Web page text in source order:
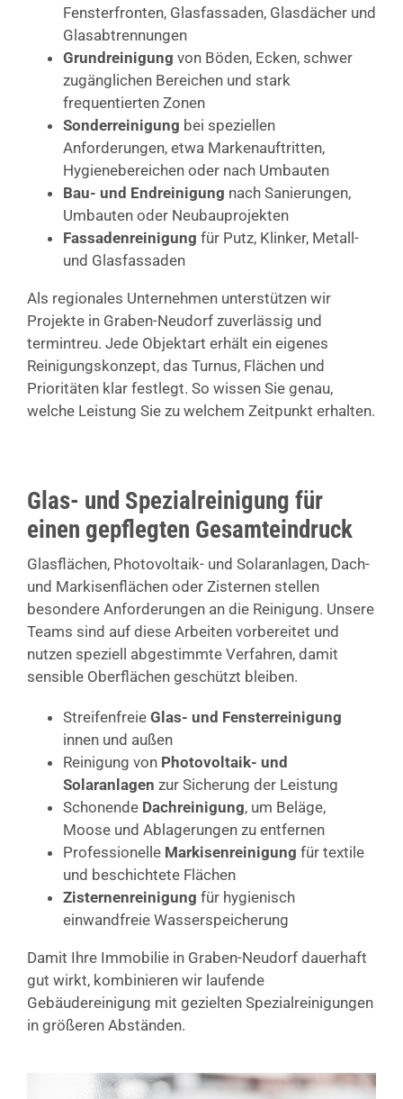
Fensterfronten, Glasfassaden, Glasdächer und
Glasabtrennungen
Grundreinigung von Böden, Ecken, schwer
zugänglichen Bereichen und stark
frequentierten Zonen
Sonderreinigung bei speziellen
Anforderungen, etwa Markenauftritten,
Hygienebereichen oder nach Umbauten
Bau- und Endreinigung nach Sanierungen,
Umbauten oder Neubauprojekten
Fassadenreinigung für Putz, Klinker, Metall-
und Glasfassaden
Als regionales Unternehmen unterstützen wir
Projekte in Graben-Neudorf zuverlässig und
termintreu. Jede Objektart erhält ein eigenes
Reinigungskonzept, das Turnus, Flächen und
Prioritäten klar festlegt. So wissen Sie genau,
welche Leistung Sie zu welchem Zeitpunkt erhalten.
Glas- und Spezialreinigung für
einen gepflegten Gesamteindruck
Glasflächen, Photovoltaik- und Solaranlagen, Dach-
und Markisenflächen oder Zisternen stellen
besondere Anforderungen an die Reinigung. Unsere
Teams sind auf diese Arbeiten vorbereitet und
nutzen speziell abgestimmte Verfahren, damit
sensible Oberflächen geschützt bleiben.
Streifenfreie Glas- und Fensterreinigung
innen und außen
Reinigung von Photovoltaik- und
Solaranlagen zur Sicherung der Leistung
Schonende Dachreinigung, um Beläge,
Moose und Ablagerungen zu entfernen
Professionelle Markisenreinigung für textile
und beschichtete Flächen
Zisternenreinigung für hygienisch
einwandfreie Wasserspeicherung
Damit Ihre Immobilie in Graben-Neudorf dauerhaft
gut wirkt, kombinieren wir laufende
Gebäudereinigung mit gezielten Spezialreinigungen
in größeren Abständen.